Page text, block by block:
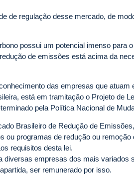
de regulação desse mercado, de
possui um potencial imenso para
de emissões está acima da
das empresas que
está em tramitação o Projeto de
pela Política Nacional de
Brasileiro de Redução de
ou programas de redução ou
requisitos desta lei.
diversas empresas dos mais variados
ser remunerado por isso.